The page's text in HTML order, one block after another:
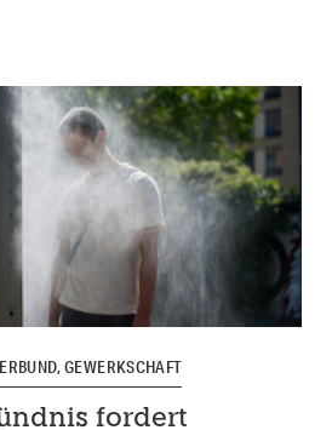
GEWERKSCHAFT
fordert